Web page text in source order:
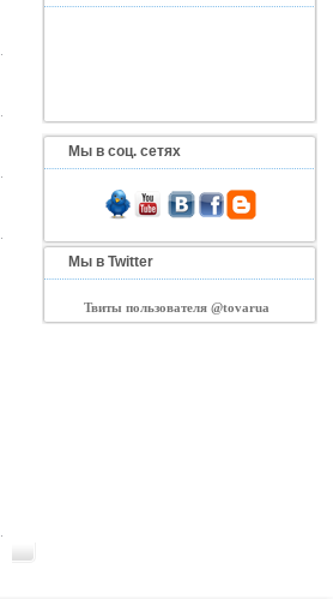
Мы в соц. сетях
Мы в Twitter
Твиты пользователя @tovarua